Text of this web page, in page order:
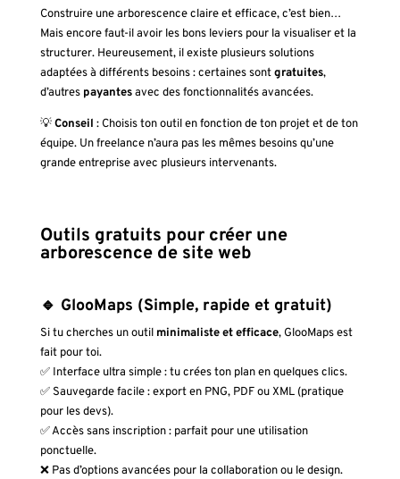
Construire une arborescence claire et efficace, c’est bien…
Mais encore faut-il avoir les bons leviers pour la visualiser et la
structurer. Heureusement, il existe plusieurs solutions
adaptées à différents besoins : certaines sontgratuites,
d’autres payantesavec des fonctionnalités avancées.
💡Conseil : Choisis ton outil en fonction de ton projet et de ton
équipe. Un freelance n’aura pas les mêmes besoins qu’une
grande entreprise avec plusieurs intervenants.
Outils gratuits pour créer une
arborescence de site web
🔹 GlooMaps (Simple, rapide et gratuit)
Si tu cherches un outil minimaliste et efficace, GlooMaps est
fait pour toi.
✅ Interface ultra simple : tu crées ton plan en quelques clics.
✅ Sauvegarde facile : export en PNG, PDF ou XML (pratique
pour les devs).
✅ Accès sans inscription : parfait pour une utilisation
ponctuelle.
❌ Pas d’options avancées pour la collaboration ou le design.